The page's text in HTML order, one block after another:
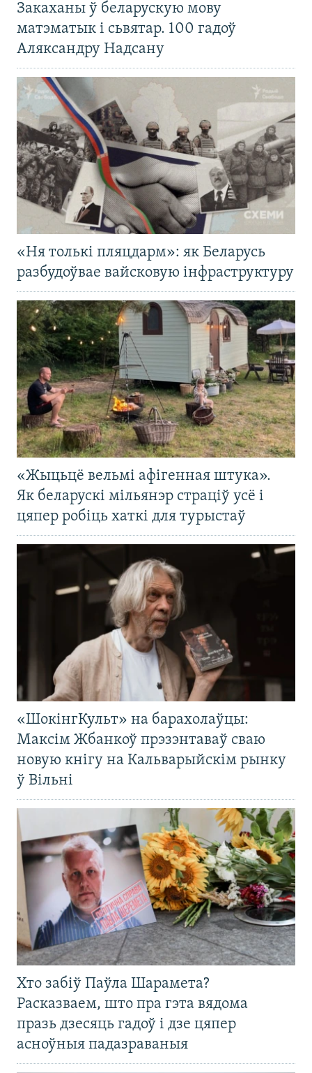
Закаханы ў беларускую мову
матэматык і сьвятар. 100 гадоў
Аляксандру Надсану
«Ня толькі пляцдарм»: як Беларусь
разбудоўвае вайсковую інфраструктуру
«Жыцьцё вельмі афігенная штука».
Як беларускі мільянэр страціў усё і
цяпер робіць хаткі для турыстаў
«ШокінгКульт» на барахолаўцы:
Максім Жбанкоў прэзэнтаваў сваю
новую кнігу на Кальварыйскім рынку
ў Вільні
Хто забіў Паўла Шарамета?
Расказваем, што пра гэта вядома
празь дзесяць гадоў і дзе цяпер
асноўныя падазраваныя